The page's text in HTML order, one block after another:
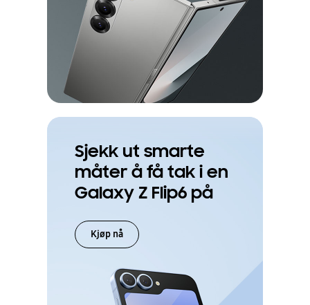
Sjekk ut smarte
måter å få tak i en
Galaxy Z Flip6 på
Kjøp nå